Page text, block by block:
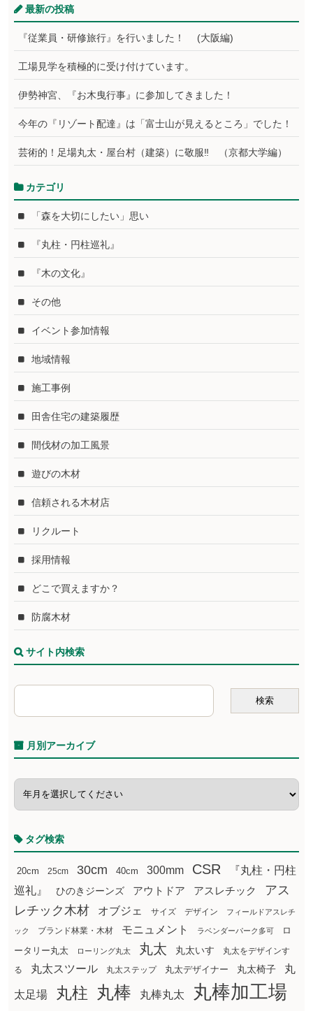
最新の投稿
『従業員・研修旅行』を行いました！ (大阪編)
工場見学を積極的に受け付けています。
伊勢神宮、『お木曳行事』に参加してきました！
今年の『リゾート配達』は「富士山が見えるところ」でした！
芸術的！足場丸太・屋台村（建築）に敬服‼ （京都大学編）
カテゴリ
「森を大切にしたい」思い
『丸柱・円柱巡礼』
『木の文化』
その他
イベント参加情報
地域情報
施工事例
田舎住宅の建築履歴
間伐材の加工風景
遊びの木材
信頼される木材店
リクルート
採用情報
どこで買えますか？
防腐木材
サイト内検索
月別アーカイブ
タグ検索
20cm 25cm 30cm 40cm 300mm CSR
『丸柱・円柱
巡礼』
ひのきジーンズ アウトドア アスレチック
アス
レチック木材
オブジェ サイズ デザイン フィールドアスレチ
ック ブランド林業・木材 モニュメント ラベンダーパーク多可
ロ
ータリー丸太
ローリング丸太 丸太 丸太いす
丸太をデザインす
る
丸太スツール 丸太ステップ 丸太デザイナー 丸太椅子 丸
太足場 丸柱 丸棒 丸棒丸太 丸棒加工場